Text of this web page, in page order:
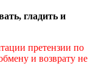
гладить и
претензии по
и возврату не